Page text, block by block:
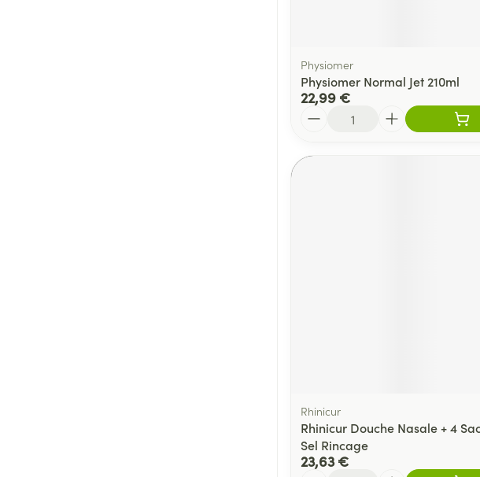
Physiomer
Physiomer Normal Jet 210ml
22,99 €
Rhinicur
Rhinicur Douche Nasale + 4
Sel Rincage
23,63 €